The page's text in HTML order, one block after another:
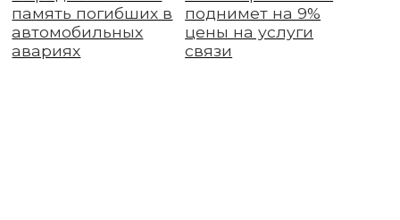
память погибших в
автомобильных
авариях
поднимет на 9%
цены на услуги
связи